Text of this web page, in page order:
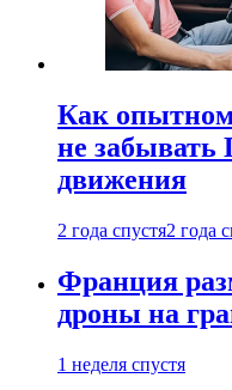
Как
не забывать
движения
2 года спустя2 года
Франция
дроны на
1 неделя спустя